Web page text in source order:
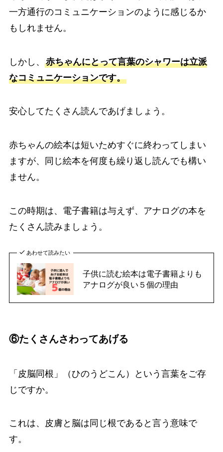
一方通行のコミュニケーションのように感じるか
もしれません。
しかし、 赤ちゃんにとって言葉のシャワーは立派
なコミュニケーションです。
安心してたくさん読んであげましょう。
赤ちゃんの絵本は短いためすぐに終わってしまい
ますが、同じ絵本を何度も繰り返し読んでも構い
ません。
この時期は、電子書籍は与えず、アナログの本を
たくさん読みましょう。
あわせて読みたい
子供に読む絵本は電子書籍よりも
アナログが良い５個の理由
⑥たくさんさわってあげる
「皮脳同根」（ひのうどこん）という言葉をご存
じですか。
これは、皮膚と脳は同じ根であると言う意味で
す。